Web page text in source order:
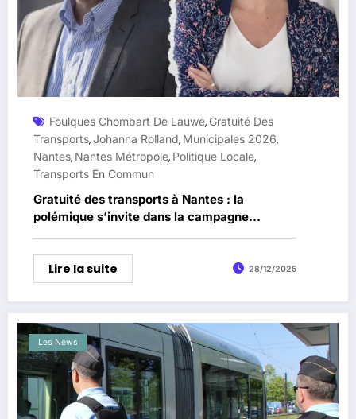
Foulques Chombart De Lauwe, Gratuité Des
Transports,Johanna Rolland, Municipales 2026,
Nantes, Nantes Métropole, Politique Locale,
Transports En Commun
Gratuité des transports à Nantes : la
polémique s’invite dans la campagne
municipale 2026
Lire la suite 28/12/2025
Les News